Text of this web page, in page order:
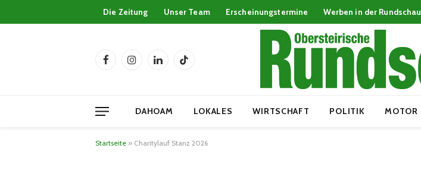
Die Zeitung Unser Team Erscheinungstermine Werben in der Rundschau
FacebookInstagramLinkedInTikTok
DAHOAM LOKALES WIRTSCHAFT POLITIK MOTOR
Startseite » Charitylauf Stanz 2026